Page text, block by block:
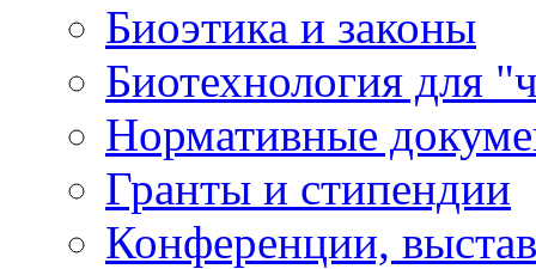
Биоэтика и законы
Биотехнология для
Нормативные
Гранты и стипендии
Конференции,